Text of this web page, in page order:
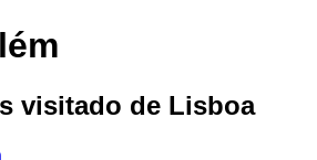
visitado de Lisboa